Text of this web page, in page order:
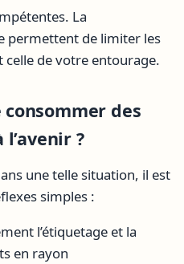
La
permettent de limiter les
de votre entourage.
des
?
une telle situation, il est
simples :
l’étiquetage et la
en rayon